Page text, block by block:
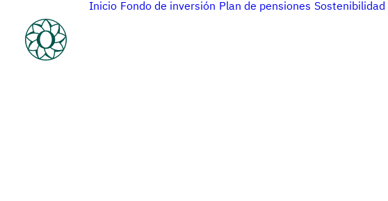
Inicio Fondo de inversión Plan de pensiones Sostenibilidad